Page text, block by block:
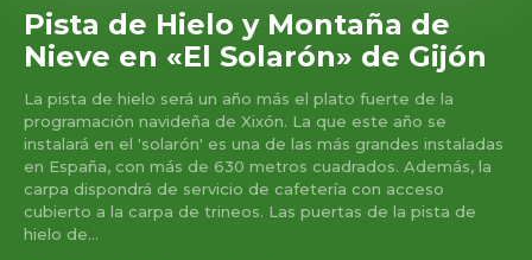
Pista de Hielo y Montaña de
Nieve en «El Solarón» de Gijón
La pista de hielo será un año más el plato fuerte de la
programación navideña de Xixón. La que este año se
instalará en el 'solarón' es una de las más grandes instaladas
en España, con más de 630 metros cuadrados. Además, la
carpa dispondrá de servicio de cafetería con acceso
cubierto a la carpa de trineos. Las puertas de la pista de
hielo de...